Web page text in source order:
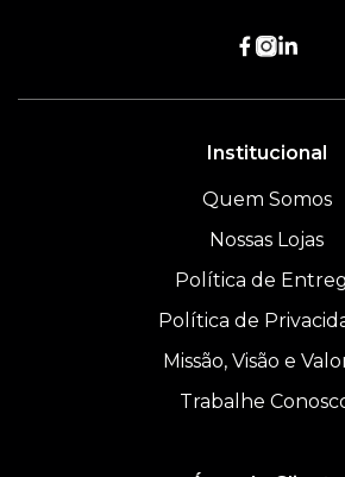
Institucional
Quem Somos
Nossas Lojas
Política de
Política de
Missão, Visão e
Trabalhe